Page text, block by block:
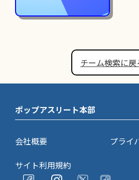
チーム検索に戻
ポップアスリート本部
会社概要
プライ
サイト利用規約